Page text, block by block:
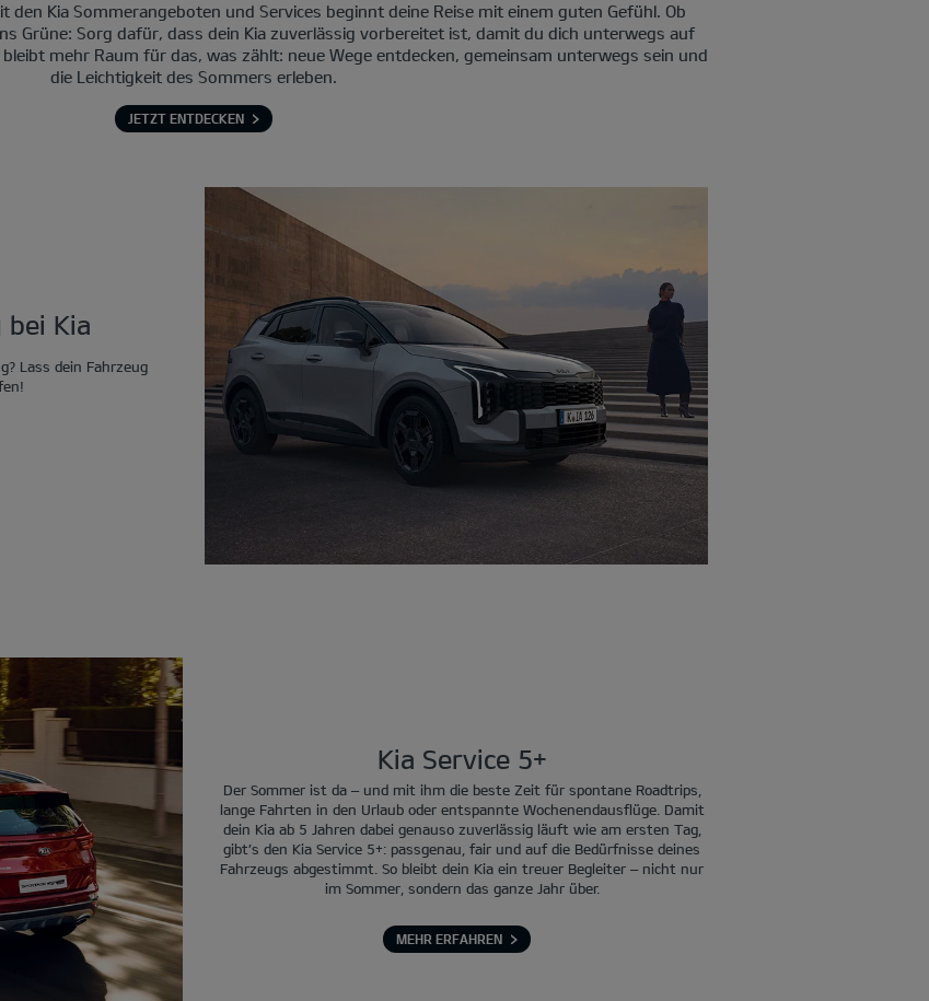
Kia Sommerangeboten und Services beginnt deine Reise mit einem guten Gefühl. Ob
Grüne: Sorg dafür, dass dein Kia zuverlässig vorbereitet ist, damit du dich unterwegs auf
mehr Raum für das, was zählt: neue Wege entdecken, gemeinsam unterwegs sein und
die Leichtigkeit des Sommers erleben.
JETZT ENTDECKEN
Kia
Lass dein Fahrzeug
Kia Service 5+
Der Sommer ist da – und mit ihm die beste Zeit für spontane Roadtrips,
lange Fahrten in den Urlaub oder entspannte Wochenendausflüge. Damit
dein Kia ab 5 Jahren dabei genauso zuverlässig läuft wie am ersten Tag,
gibt’s den Kia Service 5+: passgenau, fair und auf die Bedürfnisse deines
Fahrzeugs abgestimmt. So bleibt dein Kia ein treuer Begleiter – nicht nur
im Sommer, sondern das ganze Jahr über.
MEHR ERFAHREN